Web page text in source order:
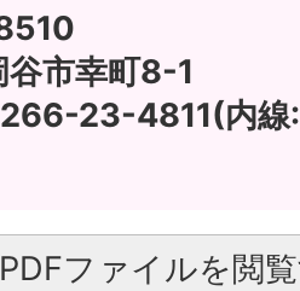
谷市幸町8-1
23-4811(内線
PDFファイルを閲